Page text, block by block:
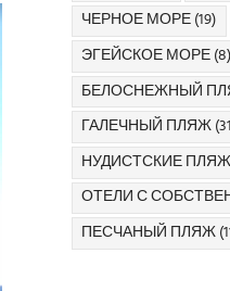
ЧЕРНОЕ МОРЕ(19)
ЭГЕЙСКОЕ МОРЕ(8)
БЕЛОСНЕЖНЫЙ
ГАЛЕЧНЫЙ ПЛЯЖ
НУДИСТСКИЕ
ОТЕЛИ С
ПЕСЧАНЫЙ ПЛЯЖ